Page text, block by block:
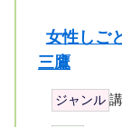
女性しご
三鷹
ジャンル